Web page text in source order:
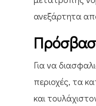
ανεξάρτητα
Για να
περιοχές, τα
και